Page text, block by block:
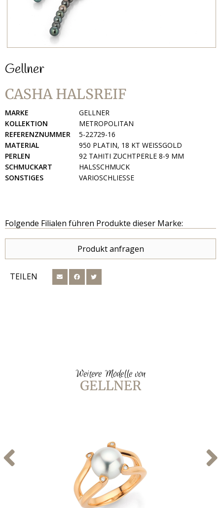
Gellner
CASHA HALSREIF
MARKE
GELLNER
KOLLEKTION
METROPOLITAN
REFERENZNUMMER
5-22729-16
MATERIAL
950 PLATIN, 18 KT WEISSGOLD
PERLEN
92 TAHITI ZUCHTPERLE 8-9 MM
SCHMUCKART
HALSSCHMUCK
SONSTIGES
VARIOSCHLIESSE
Folgende Filialen führen Produkte dieser Marke:
Produkt anfragen
TEILEN
Weitere Modelle von
GELLNER